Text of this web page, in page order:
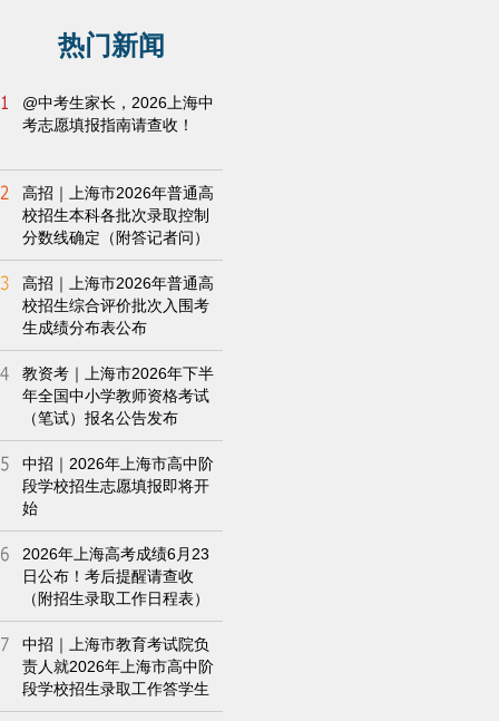
热门新闻
@中考生家长，2026上海中
考志愿填报指南请查收！
高招｜上海市2026年普通高
校招生本科各批次录取控制
分数线确定（附答记者问）
高招｜上海市2026年普通高
校招生综合评价批次入围考
生成绩分布表公布
教资考｜上海市2026年下半
年全国中小学教师资格考试
（笔试）报名公告发布
中招｜2026年上海市高中阶
段学校招生志愿填报即将开
始
2026年上海高考成绩6月23
日公布！考后提醒请查收
（附招生录取工作日程表）
中招｜上海市教育考试院负
责人就2026年上海市高中阶
段学校招生录取工作答学生
问